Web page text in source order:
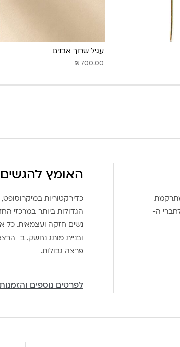
עגיל שרוך אבנים
₪ 700.00
ה-
האומץ
כדירקטוריות
הגדולות ביותר במרכזי
נשים חזקה ועצמאית. כל
ובניית מותג נחשק. ב
פרצה גבולות.
לפרטים נוספים